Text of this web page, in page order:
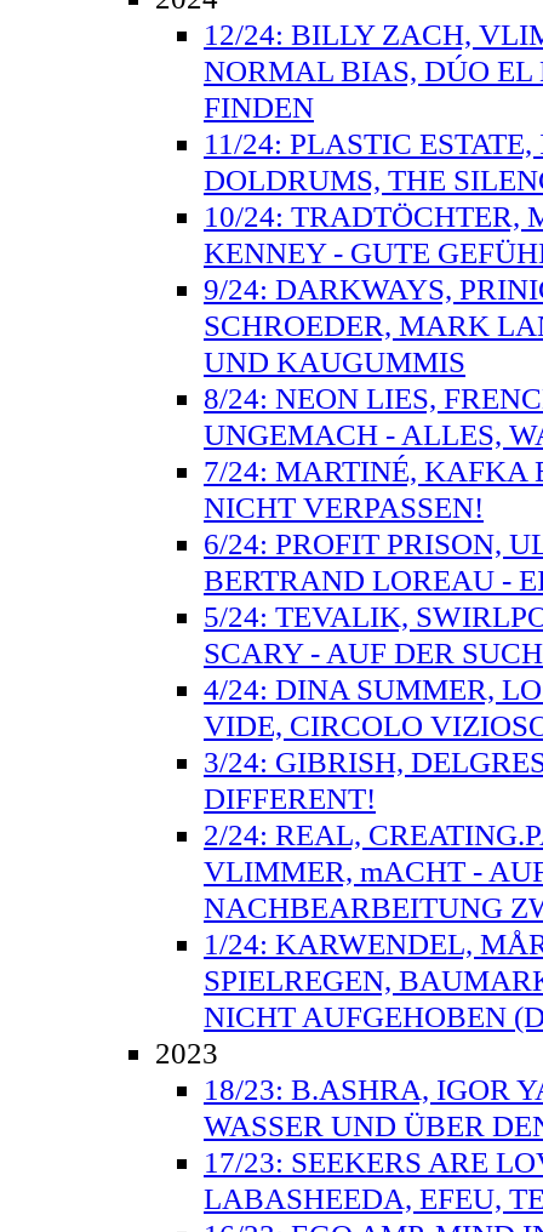
12/24: BILLY ZACH,
NORMAL BIAS, DÚO
FINDEN
11/24: PLASTIC
DOLDRUMS, THE
10/24: TRADTÖCHTER,
KENNEY - GUTE
9/24: DARKWAYS,
SCHROEDER, MARK
UND KAUGUMMIS
8/24: NEON LIES,
UNGEMACH - ALLES,
7/24: MARTINÉ, KAFKA
NICHT VERPASSEN!
6/24: PROFIT PRISON,
BERTRAND LOREAU -
5/24: TEVALIK,
SCARY - AUF DER
4/24: DINA SUMMER,
VIDE, CIRCOLO
3/24: GIBRISH,
DIFFERENT!
2/24: REAL,
VLIMMER, mACHT -
NACHBEARBEITUNG
1/24: KARWENDEL,
SPIELREGEN,
NICHT AUFGEHOBEN
2023
18/23: B.ASHRA, IGOR
WASSER UND ÜBER
17/23: SEEKERS ARE
LABASHEEDA, EFEU,